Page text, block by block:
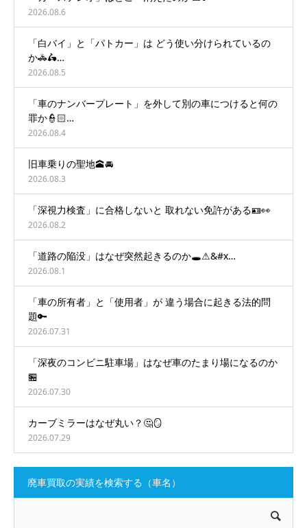
2026.08.6
「白バイ」と「パトカー」は どう使い分けられているの
か🚓🛵…
2026.08.5
「車のナンバープレート」を外して別の車につけると何の
罪か👮🏻…
2026.08.4
旧車乗りの聖地🕋🚘
2026.08.3
「深視力検査」に合格しないと 取れない免許がある🪪👀
2026.08.2
「道路の陥没」はなぜ突然起きるのか🕳️⚠&#x…
2026.08.1
「車の所有者」と「使用者」が 違う場合に起きる法的問
題🔑
2026.07.31
「深夜のコンビニ駐車場」はなぜ車のたまり場になるのか
🏪
2026.07.30
カーブミラーはなぜ丸い？🤔🪞
2026.07.29
廃車買取の実績を検索する（車名）